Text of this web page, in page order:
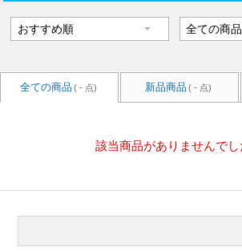
全ての商品 ( - 点) 新品商品 ( - 点)
該当商品がありませんでし